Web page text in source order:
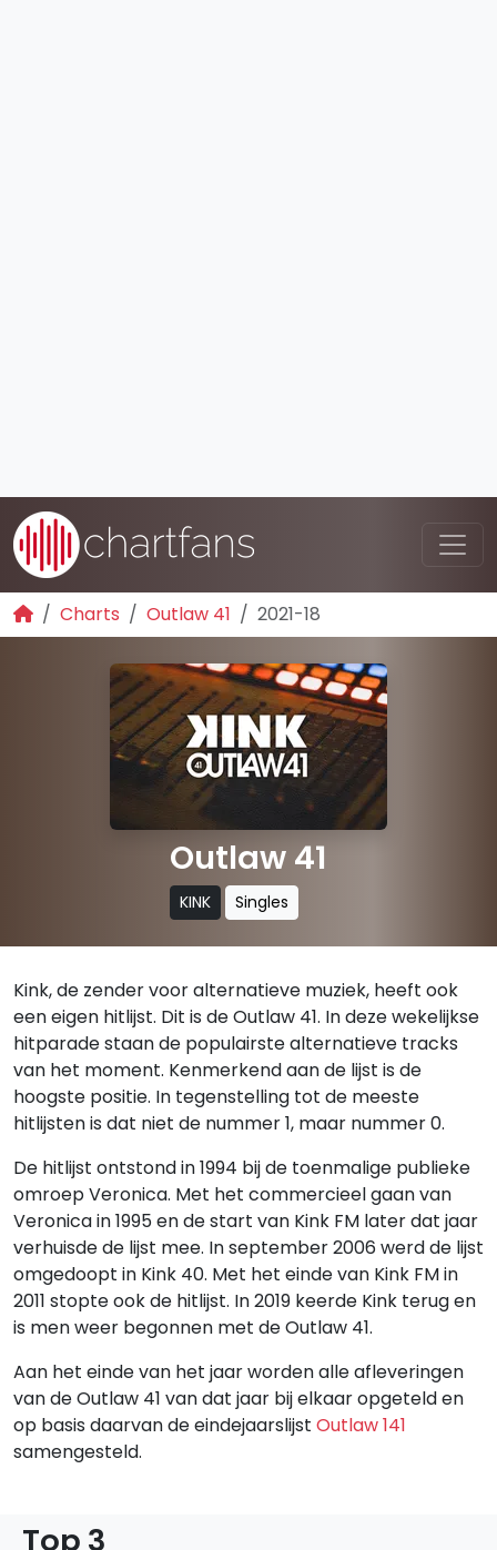
Charts Outlaw 41 2021-18
Outlaw 41
KINK Singles
Kink, de zender voor alternatieve muziek, heeft ook
een eigen hitlijst. Dit is de Outlaw 41. In deze wekelijkse
hitparade staan de populairste alternatieve tracks
van het moment. Kenmerkend aan de lijst is de
hoogste positie. In tegenstelling tot de meeste
hitlijsten is dat niet de nummer 1, maar nummer 0.
De hitlijst ontstond in 1994 bij de toenmalige publieke
omroep Veronica. Met het commercieel gaan van
Veronica in 1995 en de start van Kink FM later dat jaar
verhuisde de lijst mee. In september 2006 werd de lijst
omgedoopt in Kink 40. Met het einde van Kink FM in
2011 stopte ook de hitlijst. In 2019 keerde Kink terug en
is men weer begonnen met de Outlaw 41.
Aan het einde van het jaar worden alle afleveringen
van de Outlaw 41 van dat jaar bij elkaar opgeteld en
op basis daarvan de eindejaarslijst Outlaw 141
samengesteld.
Top 3